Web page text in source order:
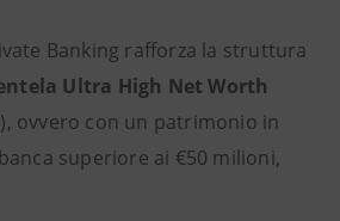
Banking rafforza la struttura
Ultra High Net Worth
ovvero con un patrimonio in
superiore ai €50 milioni,